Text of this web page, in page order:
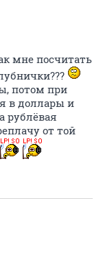
мне посчитать
потом при
в доллары и
рублёвая
от той